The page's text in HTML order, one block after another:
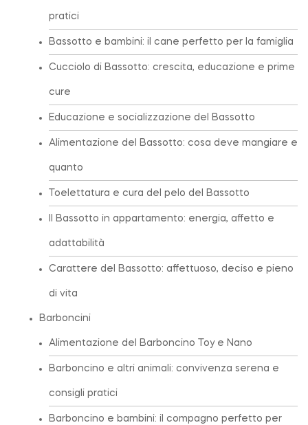
pratici
Bassotto e bambini: il cane perfetto per la famiglia
Cucciolo di Bassotto: crescita, educazione e prime
cure
Educazione e socializzazione del Bassotto
Alimentazione del Bassotto: cosa deve mangiare e
quanto
Toelettatura e cura del pelo del Bassotto
Il Bassotto in appartamento: energia, affetto e
adattabilità
Carattere del Bassotto: affettuoso, deciso e pieno
di vita
Barboncini
Alimentazione del Barboncino Toy e Nano
Barboncino e altri animali: convivenza serena e
consigli pratici
Barboncino e bambini: il compagno perfetto per